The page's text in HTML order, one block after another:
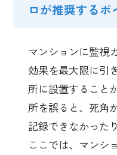
ロが推奨するポ
マンションに監視
効果を最大限に引
所に設置すること
所を誤ると、死角
記録できなかった
ここでは、マンシ